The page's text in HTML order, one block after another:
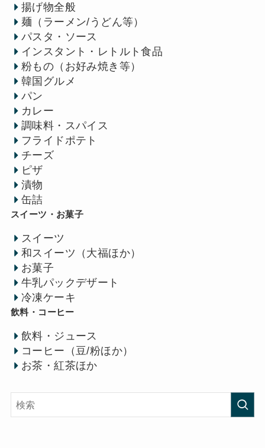
揚げ物全般
麺（ラーメン/うどん等）
パスタ・ソース
インスタント・レトルト食品
粉もの（お好み焼き等）
韓国グルメ
パン
カレー
調味料・スパイス
フライドポテト
チーズ
ピザ
漬物
缶詰
スイーツ・お菓子
スイーツ
和スイーツ（大福ほか）
お菓子
牛乳パックデザート
冷凍ケーキ
飲料・コーヒー
飲料・ジュース
コーヒー（豆/粉ほか）
お茶・紅茶ほか